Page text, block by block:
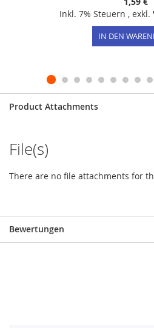
Inkl. 7% Steuern , exkl.
IN DEN
Product Attachments
File(s)
There are no file attachments for
Bewertungen